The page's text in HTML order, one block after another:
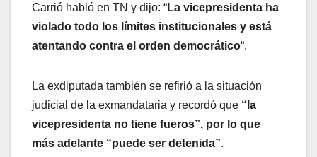
Carrió habló en TN y dijo: “La vicepresidenta ha
violado todo los límites institucionales y está
atentando contra el orden democrático“.
La exdiputada también se refirió a la situación
judicial de la exmandataria y recordó que “la
vicepresidenta no tiene fueros”, por lo que
más adelante “puede ser detenida”.